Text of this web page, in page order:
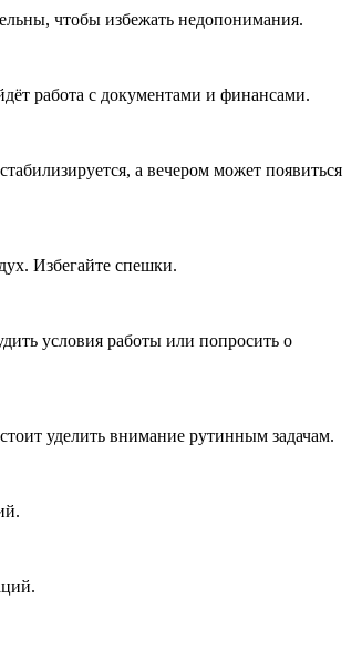
чтобы избежать недопонимания.
работа с документами и финансами.
а вечером может появиться
Избегайте спешки.
условия работы или попросить о
уделить внимание рутинным задачам.